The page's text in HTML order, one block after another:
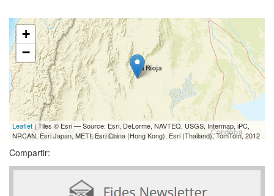
+
−
Leaflet| Tiles © Esri — Source: Esri, DeLorme, NAVTEQ, USGS, Intermap, iPC,
NRCAN, Esri Japan, METI, Esri China (Hong Kong), Esri (Thailand), TomTom, 2012
Compartir: